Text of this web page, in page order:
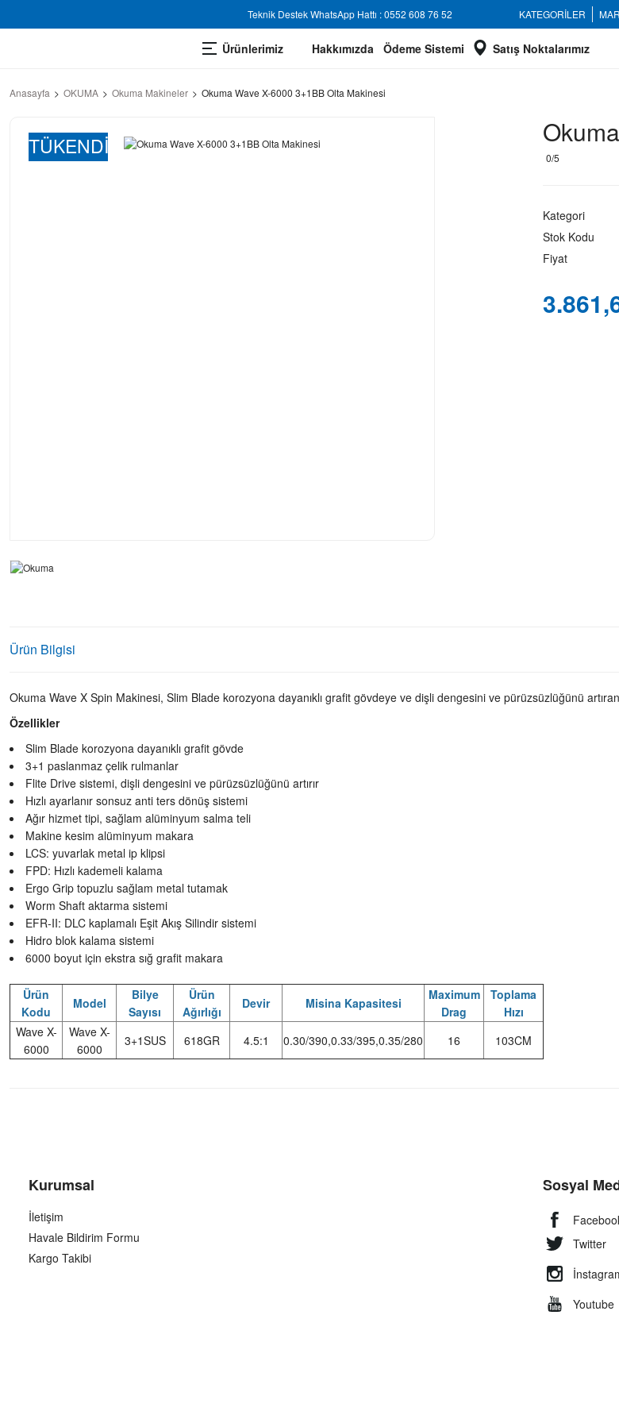
Teknik Destek WhatsApp Hattı : 0552 608 76 52 KATEGORİLER
Ürünlerimiz Hakkımızda Ödeme Sistemi Satış Noktalarımız
Anasayfa OKUMA Okuma Makineler Okuma Wave X-6000 3+1BB Olta Makinesi
TÜKENDİ 0/5
Kategori
Stok Kodu
Fiyat
Ürün Bilgisi
Okuma Wave X Spin Makinesi, Slim Blade korozyona dayanıklı grafit gövdeye ve dişli dengesini ve pürüzsüzlüğünü
Özellikler
Slim Blade korozyona dayanıklı grafit gövde
3+1 paslanmaz çelik rulmanlar
Flite Drive sistemi, dişli dengesini ve pürüzsüzlüğünü artırır
Hızlı ayarlanır sonsuz anti ters dönüş sistemi
Ağır hizmet tipi, sağlam alüminyum salma teli
Makine kesim alüminyum makara
LCS: yuvarlak metal ip klipsi
FPD: Hızlı kademeli kalama
Ergo Grip topuzlu sağlam metal tutamak
Worm Shaft aktarma sistemi
EFR-II: DLC kaplamalı Eşit Akış Silindir sistemi
Hidro blok kalama sistemi
6000 boyut için ekstra sığ grafit makara
Ürün
Kodu
Model
Bilye
Sayısı
Ürün
Ağırlığı
Devir Misina Kapasitesi
Maximum
Drag
Toplama
Hızı
Wave X-
6000
Wave X-
6000
3+1SUS 618GR 4.5:1 0.30/390,0.33/395,0.35/280 16 103CM
Kurumsal
İletişim
Havale Bildirim Formu
Kargo Takibi
Sosyal
Twitter
Youtube